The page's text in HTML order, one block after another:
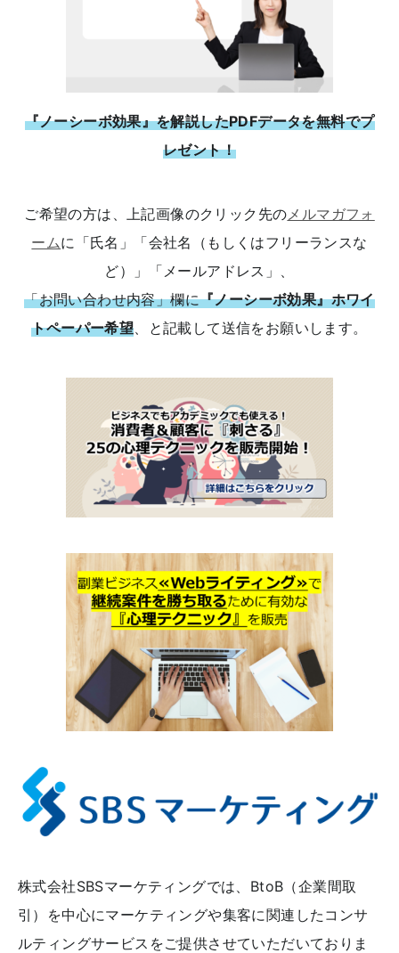
『ノーシーボ効果』を解説したPDFデータを無料でプ
レゼント！
ご希望の方は、上記画像のクリック先の メルマガフォ
ームに「氏名」「会社名（もしくはフリーランスな
ど）」「メールアドレス」、
「お問い合わせ内容」欄に『ノーシーボ効果』ホワイ
トペーパー希望 、と記載して送信をお願いします。
株式会社SBSマーケティングでは、BtoB（企業間取
引）を中心にマーケティングや集客に関連したコンサ
ルティングサービスをご提供させていただいておりま